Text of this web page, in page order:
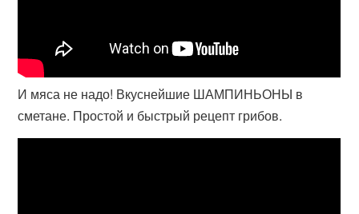
И мяса не надо! Вкуснейшие ШАМПИНЬОНЫ в
сметане. Простой и быстрый рецепт грибов.